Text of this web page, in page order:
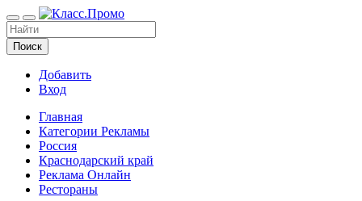
Поиск
Добавить
Вход
Главная
Категории Рекламы
Россия
Краснодарский край
Реклама Онлайн
Рестораны